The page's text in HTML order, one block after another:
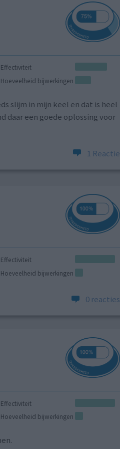
Effectiviteit
Hoeveelheid bijwerkingen
slijm in mijn keel en dat is heel
daar een goede oplossing voor
1 Reactie
Effectiviteit
Hoeveelheid bijwerkingen
0 reacties
Effectiviteit
Hoeveelheid bijwerkingen